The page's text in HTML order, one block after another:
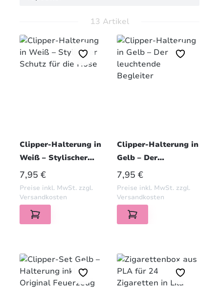
13 Artikel
Clipper-Halterung in
Weiß – Stylischer
Schutz für die Hose
REGULÄRER PREIS:
7,95 €
Preise inkl. MwSt. zzgl.
Versandkosten
Clipper-Halterung in
Gelb – Der
leuchtende Begleiter
REGULÄRER PREIS:
7,95 €
Preise inkl. MwSt. zzgl.
Versandkosten